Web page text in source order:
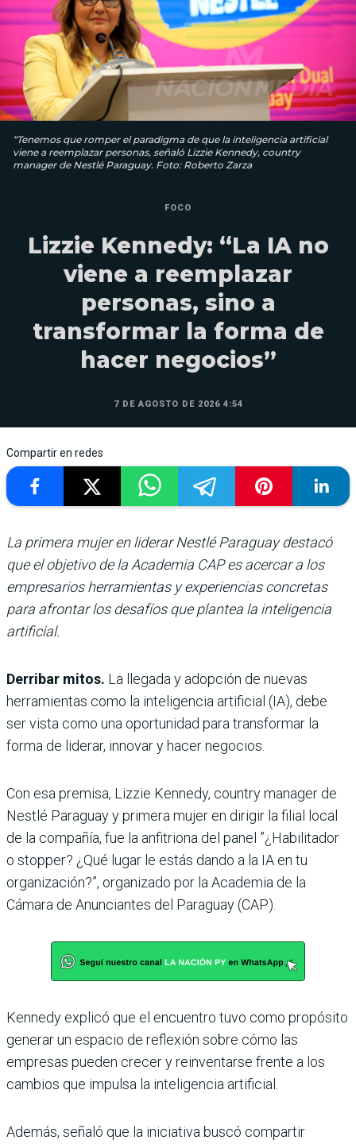
“Tenemos que romper el paradigma de que la inteligencia artificial
viene a reemplazar personas, señaló Lizzie Kennedy, country
manager de Nestlé Paraguay. Foto: Roberto Zarza
FOCO
Lizzie Kennedy: “La IA no
viene a reemplazar
personas, sino a
transformar la forma de
hacer negocios”
7 DE AGOSTO DE 2026 4:54
Compartir en redes
La primera mujer en liderar Nestlé Paraguay destacó
que el objetivo de la Academia CAP es acercar a los
empresarios herramientas y experiencias concretas
para afrontar los desafíos que plantea la inteligencia
artificial.
Derribar mitos. La llegada y adopción de nuevas
herramientas como la inteligencia artificial (IA), debe
ser vista como una oportunidad para transformar la
forma de liderar, innovar y hacer negocios.
Con esa premisa, Lizzie Kennedy, country manager de
Nestlé Paraguay y primera mujer en dirigir la filial local
de la compañía, fue la anfitriona del panel ”¿Habilitador
o stopper? ¿Qué lugar le estás dando a la IA en tu
organización?”, organizado por la Academia de la
Cámara de Anunciantes del Paraguay (CAP).
Kennedy explicó que el encuentro tuvo como propósito
generar un espacio de reflexión sobre cómo las
empresas pueden crecer y reinventarse frente a los
cambios que impulsa la inteligencia artificial.
Además, señaló que la iniciativa buscó compartir